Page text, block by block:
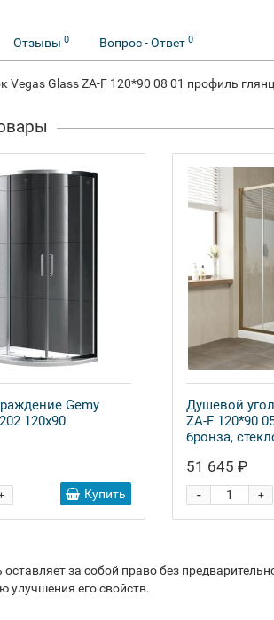
Отзывы 0 Вопрос - Ответ 0
Vegas Glass ZA-F 120*90 08 01 профиль
Gemy
120x90
Купить
Душевой
ZA-F 120*90
бронза,
51 645 ₽
+
-
оставляет за собой право без
улучшения его свойств.